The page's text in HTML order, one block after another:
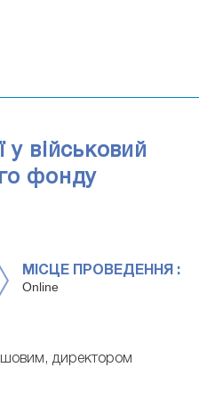
військовий
фонду
МІСЦЕ ПРОВЕДЕННЯ :
Online
директором